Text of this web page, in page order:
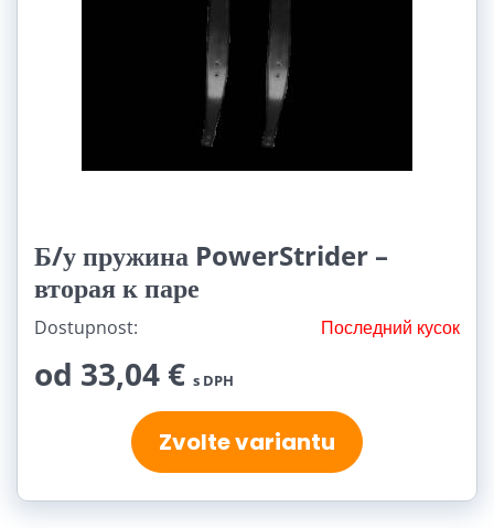
Б/у пружина PowerStrider –
вторая к паре
Dostupnost: Последний кусок
od 33,04 € s DPH
Zvolte variantu